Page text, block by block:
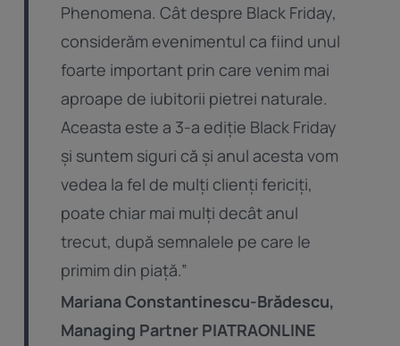
Phenomena. Cât despre Black Friday,
considerăm evenimentul ca fiind unul
foarte important prin care venim mai
aproape de iubitorii pietrei naturale.
Aceasta este a 3-a ediție Black Friday
și suntem siguri că și anul acesta vom
vedea la fel de mulți clienți fericiți,
poate chiar mai mulți decât anul
trecut, după semnalele pe care le
primim din piață.”
Mariana Constantinescu-Brădescu,
Managing Partner PIATRAONLINE